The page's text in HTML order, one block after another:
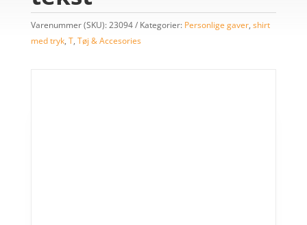
Varenummer (SKU):23094 Kategorier: Personlige gaver, shirt
med tryk, T, Tøj & Accesories